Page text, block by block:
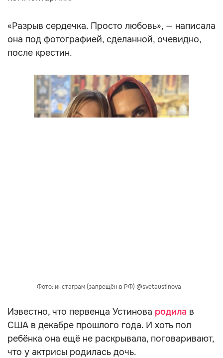
«Разрыв сердечка. Просто любовь», — написала
она под фотографией, сделанной, очевидно,
после крестин.
Фото: инстаграм (запрещён в РФ) @svetaustinova
Известно, что первенца Устинова родила в
США в декабре прошлого года. И хоть пол
ребёнка она ещё не раскрывала, поговаривают,
что у актрисы родилась дочь.